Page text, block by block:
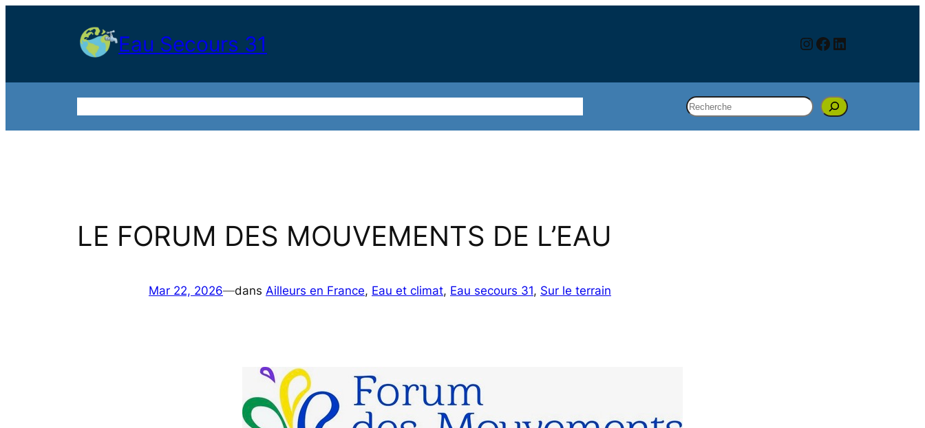
Eau Secours 31 Instagram
Facebook
LinkedIn
Rechercher
LE FORUM DES MOUVEMENTS DE L’EAU
Mar 22, 2026—dans Ailleurs en France, Eau et climat, Eau secours 31, Sur le terrain